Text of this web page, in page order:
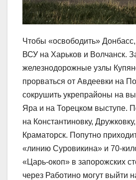
Чтобы «освободить»
ВСУ на Харьков и Волчанск.
железнодорожные узлы
прорваться от Авдеевки на
сокрушить укрепрайоны на
Яра и на Торецком выступе.
на Константиновку,
Краматорск. Попутно
«линию Суровикина» и 70-
«Царь-окоп» в запорожских
через Работино могут выйти